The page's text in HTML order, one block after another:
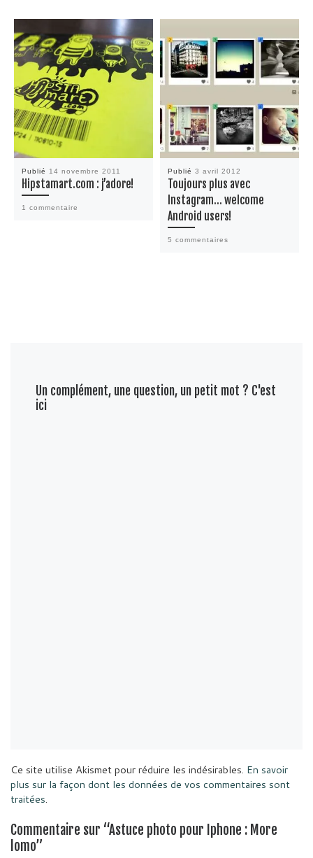
Publié 14 novembre 2011
Hipstamart.com : j’adore!
1 commentaire
Publié3 avril 2012
Toujours plus avec
Instagram… welcome
Android users!
5 commentaires
Un complément, une question, un petit mot ? C'est
ici
Ce site utilise Akismet pour réduire les indésirables. En savoir
plus sur la façon dont les données de vos commentaires sont
traitées.
Commentaire sur “Astuce photo pour Iphone : More
lomo”